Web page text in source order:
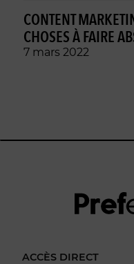
CONTENT
CHOSES À FAIRE
7 mars 2022
ACCÈS DIRECT